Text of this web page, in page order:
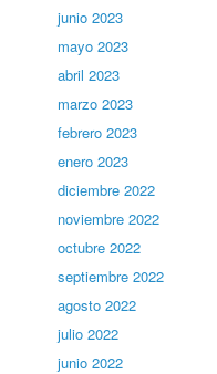
junio 2023
mayo 2023
abril 2023
marzo 2023
febrero 2023
enero 2023
diciembre 2022
noviembre 2022
octubre 2022
septiembre 2022
agosto 2022
julio 2022
junio 2022